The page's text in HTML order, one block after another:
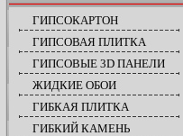
ГИПСОКАРТОН
ГИПСОВАЯ ПЛИТКА
ГИПСОВЫЕ 3D ПАНЕЛИ
ЖИДКИЕ ОБОИ
ГИБКАЯ ПЛИТКА
ГИБКИЙ КАМЕНЬ